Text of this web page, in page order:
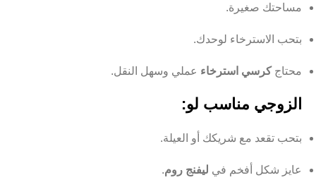
مساحتك صغيرة.
بتحب الاسترخاء لوحدك.
محتاجكرسي استرخاء عملي وسهل النقل.
الزوجي مناسب لو:
بتحب تقعد مع شريكك أو العيلة.
عايز شكل أفخم في ليفنج روم.